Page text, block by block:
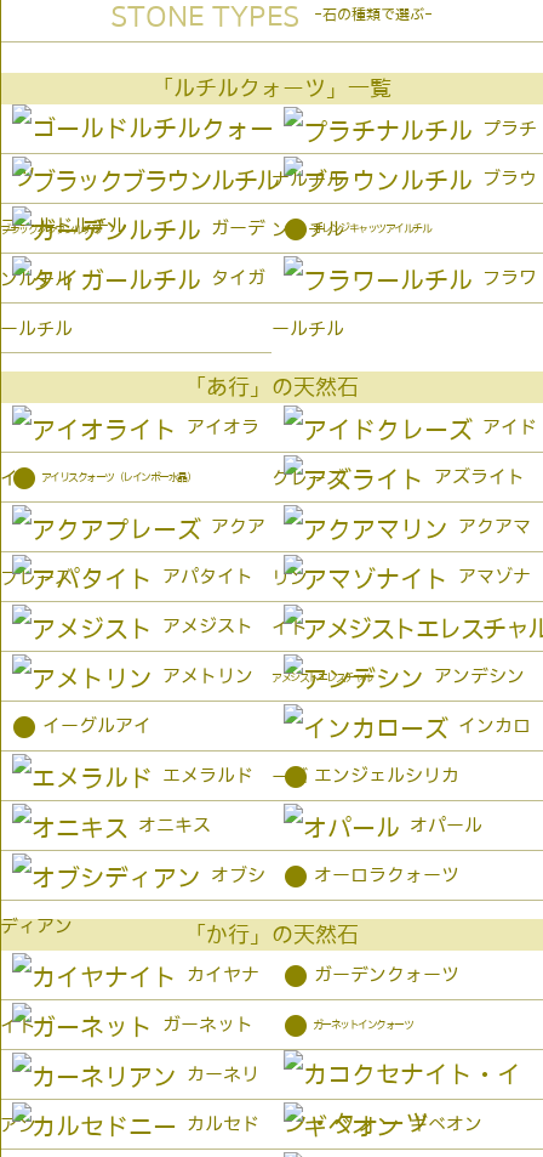
STONE TYPES -石の種類で選ぶ-
「ルチルクォーツ」一覧
ゴールドルチル
プラチ
ナルチル
ブラックブラウンルチル
ブラウ
ンルチル
ガーデ
ンルチル
● オレンジキャッツアイルチル
タイガ
ールチル
フラワ
ールチル
「あ行」の天然石
アイオラ
イト
アイド
クレーズ
● アイリスクォーツ（レインボー水晶） アズライト
アクア
プレーズ
アクアマ
リン
アパタイト アマゾナ
イト
アメジスト
アメジストエレスチャル
アメトリン アンデシン
● イーグルアイ インカロ
ーズ
エメラルド ● エンジェルシリカ
オニキス オパール
オブシ
ディアン
● オーロラクォーツ
「か行」の天然石
カイヤナ
イト
● ガーデンクォーツ
ガーネット ● ガーネットインクォーツ
カーネリ
アン カルセド ギベオン